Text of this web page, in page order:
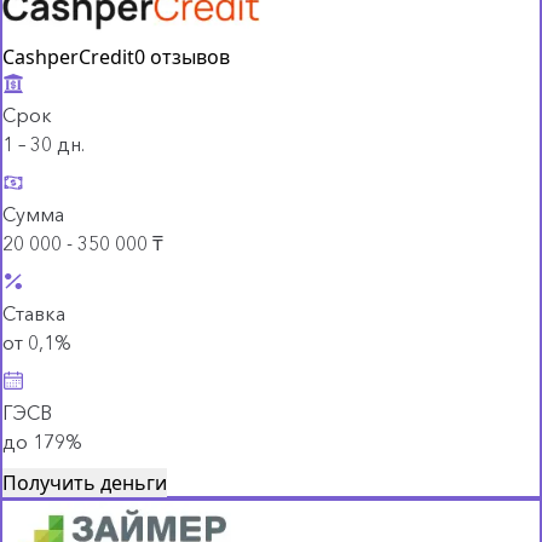
CashperCredit0 отзывов
Срок
1 – 30 дн.
Сумма
20 000 - 350 000 ₸
Ставка
от 0,1%
ГЭСВ
до 179%
Получить деньги